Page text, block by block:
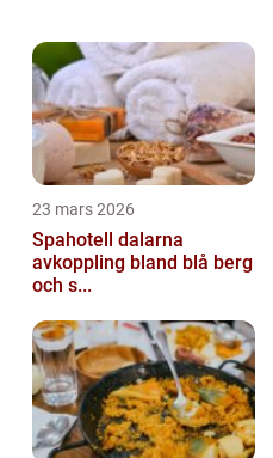
helhetsupplevelsen. I
Stockholm,...
23 mars 2026
Spahotell dalarna
avkoppling bland blå berg
och s...